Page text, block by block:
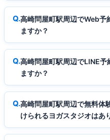
高崎問屋町駅周辺でWeb予
ますか？
高崎問屋町駅周辺でLINE予
ますか？
高崎問屋町駅周辺で無料体
けられるヨガスタジオはあ